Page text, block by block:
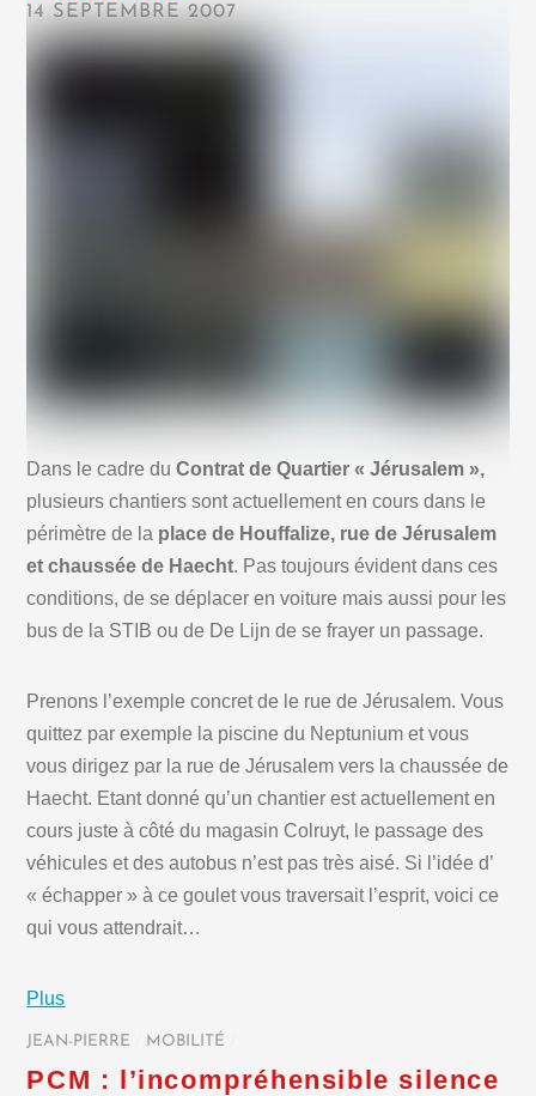
14 SEPTEMBRE 2007
Dans le cadre duContrat de Quartier « Jérusalem »,
plusieurs chantiers sont actuellement en cours dans le
périmètre de la place de Houffalize, rue de Jérusalem
et chaussée de Haecht. Pas toujours évident dans ces
conditions, de se déplacer en voiture mais aussi pour les
bus de la STIB ou de De Lijn de se frayer un passage.
Prenons l’exemple concret de le rue de Jérusalem. Vous
quittez par exemple la piscine du Neptunium et vous
vous dirigez par la rue de Jérusalem vers la chaussée de
Haecht. Etant donné qu’un chantier est actuellement en
cours juste à côté du magasin Colruyt, le passage des
véhicules et des autobus n’est pas très aisé. Si l’idée d’
« échapper » à ce goulet vous traversait l’esprit, voici ce
qui vous attendrait…
Plus
JEAN-PIERRE MOBILITÉ
PCM : l’incompréhensible silence